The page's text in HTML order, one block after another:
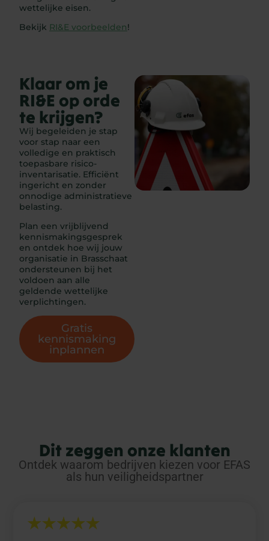
wettelijke eisen.
Bekijk RI&E voorbeelden!
Klaar om je
RI&E op orde
te krijgen?
Wij begeleiden je stap
voor stap naar een
volledige en praktisch
toepasbare risico-
inventarisatie. Efficiënt
ingericht en zonder
onnodige administratieve
belasting.
Plan een vrijblijvend
kennismakingsgesprek
en ontdek hoe wij jouw
organisatie in Brasschaat
ondersteunen bij het
voldoen aan alle
geldende wettelijke
verplichtingen.
Gratis
kennismaking
inplannen
Dit zeggen onze klanten
Ontdek waarom bedrijven kiezen voor EFAS
als hun veiligheidspartner